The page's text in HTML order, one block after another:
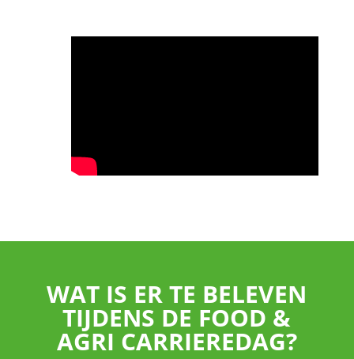
WAT IS ER TE BELEVEN
TIJDENS DE FOOD &
AGRI CARRIEREDAG?